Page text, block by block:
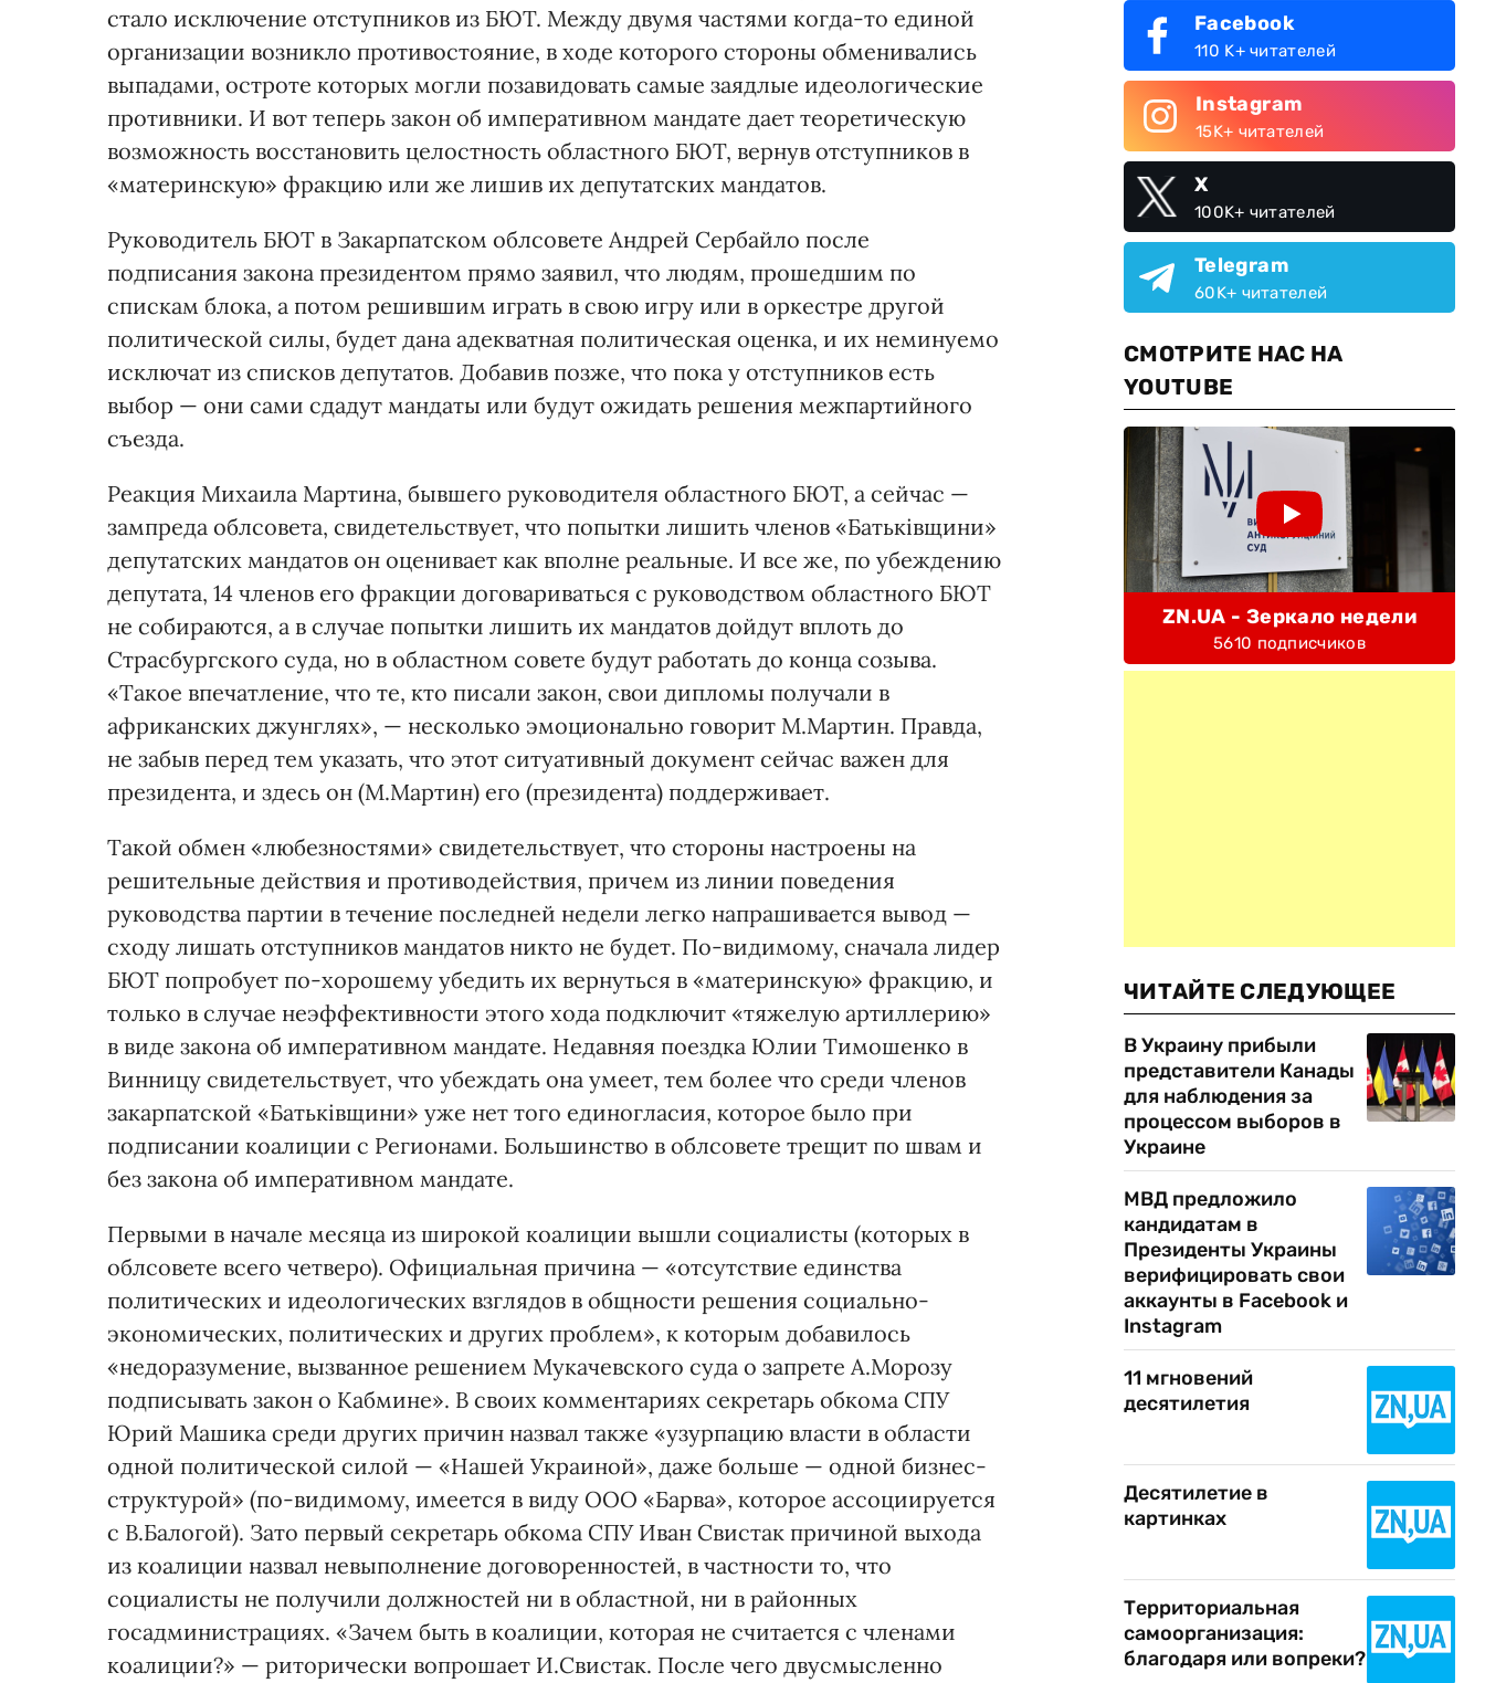
стало исключение отступников из БЮТ. Между двумя частями когда-то единой
организации возникло противостояние, в ходе которого стороны обменивались
выпадами, остроте которых могли позавидовать самые заядлые идеологические
противники. И вот теперь закон об императивном мандате дает теоретическую
возможность восстановить целостность областного БЮТ, вернув отступников в
«материнскую» фракцию или же лишив их депутатских мандатов.
Руководитель БЮТ в Закарпатском облсовете Андрей Сербайло после
подписания закона президентом прямо заявил, что людям, прошедшим по
спискам блока, а потом решившим играть в свою игру или в оркестре другой
политической силы, будет дана адекватная политическая оценка, и их неминуемо
исключат из списков депутатов. Добавив позже, что пока у отступников есть
выбор — они сами сдадут мандаты или будут ожидать решения межпартийного
съезда.
Реакция Михаила Мартина, бывшего руководителя областного БЮТ, а сейчас —
зампреда облсовета, свидетельствует, что попытки лишить членов «Батьківщини»
депутатских мандатов он оценивает как вполне реальные. И все же, по убеждению
депутата, 14 членов его фракции договариваться c руководством областного БЮТ
не собираются, а в случае попытки лишить их мандатов дойдут вплоть до
Страсбургского суда, но в областном совете будут работать до конца созыва.
«Такое впечатление, что те, кто писали закон, свои дипломы получали в
африканских джунглях», — несколько эмоционально говорит М.Мартин. Правда,
не забыв перед тем указать, что этот ситуативный документ сейчас важен для
президента, и здесь он (М.Мартин) его (президента) поддерживает.
Такой обмен «любезностями» свидетельствует, что стороны настроены на
решительные действия и противодействия, причем из линии поведения
руководства партии в течение последней недели легко напрашивается вывод —
сходу лишать отступников мандатов никто не будет. По-видимому, сначала лидер
БЮТ попробует по-хорошему убедить их вернуться в «материнскую» фракцию, и
только в случае неэффективности этого хода подключит «тяжелую артиллерию»
в виде закона об императивном мандате. Недавняя поездка Юлии Тимошенко в
Винницу свидетельствует, что убеждать она умеет, тем более что среди членов
закарпатской «Батьківщини» уже нет того единогласия, которое было при
подписании коалиции с Регионами. Большинство в облсовете трещит по швам и
без закона об императивном мандате.
Первыми в начале месяца из широкой коалиции вышли социалисты (которых в
облсовете всего четверо). Официальная причина — «отсутствие единства
политических и идеологических взглядов в общности решения социально-
экономических, политических и других проблем», к которым добавилось
«недоразумение, вызванное решением Мукачевского суда о запрете А.Морозу
подписывать закон о Кабмине». В своих комментариях секретарь обкома СПУ
Юрий Машика среди других причин назвал также «узурпацию власти в области
одной политической силой — «Нашей Украиной», даже больше — одной бизнес-
структурой» (по-видимому, имеется в виду ООО «Барва», которое ассоциируется
с В.Балогой). Зато первый секретарь обкома СПУ Иван Свистак причиной выхода
из коалиции назвал невыполнение договоренностей, в частности то, что
социалисты не получили должностей ни в областной, ни в районных
госадминистрациях. «Зачем быть в коалиции, которая не считается с членами
коалиции?» — риторически вопрошает И.Свистак. После чего двусмысленно
Facebook
110 K+ читателей
Instagram
15K+ читателей
X
100K+ читателей
Telegram
60K+ читателей
СМОТРИТЕ НАС НА
YOUTUBE
ZN.UA - Зеркало недели
5610 подписчиков
ЧИТАЙТЕ СЛЕДУЮЩЕЕ
В Украину прибыли
представители Канады
для наблюдения за
процессом выборов в
Украине
МВД предложило
кандидатам в
Президенты Украины
верифицировать свои
аккаунты в Facebook и
Instagram
11 мгновений
десятилетия
Десятилетие в
картинках
Территориальная
самоорганизация:
благодаря или вопреки?